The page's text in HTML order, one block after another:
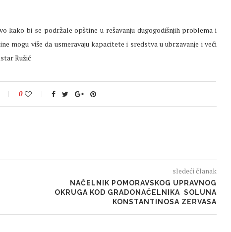
kako bi se podržale opštine u rešavanju dugogodišnjih problema i
mogu više da usmeravaju kapacitete i sredstva u ubrzavanje i veći
Ružić
0
sledeći članak
NAČELNIK POMORAVSKOG UPRAVNOG
OKRUGA KOD GRADONAČELNIKA SOLUNA
KONSTANTINOSA ZERVASA